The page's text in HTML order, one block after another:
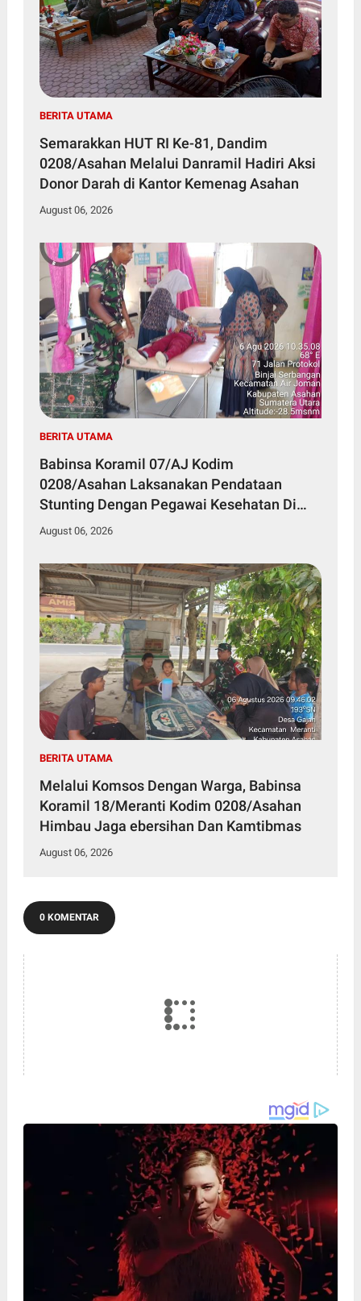
BERITA UTAMA
Semarakkan HUT RI Ke-81, Dandim
0208/Asahan Melalui Danramil Hadiri Aksi
Donor Darah di Kantor Kemenag Asahan
August 06, 2026
BERITA UTAMA
Babinsa Koramil 07/AJ Kodim
0208/Asahan Laksanakan Pendataan
Stunting Dengan Pegawai Kesehatan Di
Puskesmas
August 06, 2026
BERITA UTAMA
Melalui Komsos Dengan Warga, Babinsa
Koramil 18/Meranti Kodim 0208/Asahan
Himbau Jaga ebersihan Dan Kamtibmas
August 06, 2026
0 KOMENTAR